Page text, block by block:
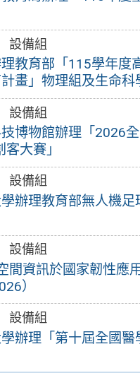
設備組
教育部「115學年度
畫」物理組及生命科
設備組
博物館辦理「2026
大賽」
設備組
辦理教育部無人機足
設備組
間資訊於國家韌性應
）
設備組
辦理「第十屆全國醫